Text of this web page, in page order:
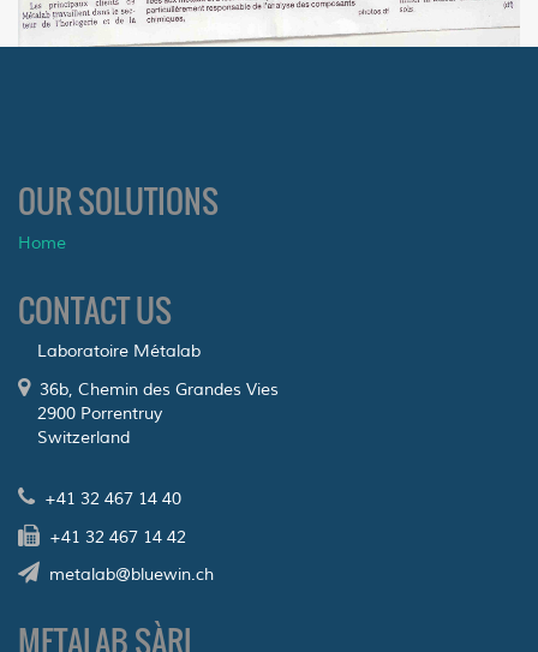
OUR SOLUTIONS
Home
CONTACT US
Laboratoire Métalab
36b, Chemin des Grandes Vies
2900 Porrentruy
Switzerland
+41 32 467 14 40
+41 32 467 14 42
metalab@bluewin.ch
METALAB SÀRL